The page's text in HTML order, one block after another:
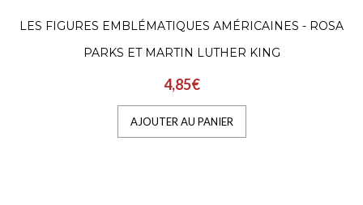
LES FIGURES EMBLÉMATIQUES AMÉRICAINES - ROSA
PARKS ET MARTIN LUTHER KING
4,85€
AJOUTER AU PANIER